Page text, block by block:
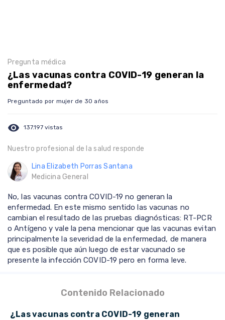
Pregunta médica
¿Las vacunas contra COVID-19 generan la
enfermedad?
Preguntado por mujer de 30 años
visibility 137.197 vistas
Nuestro profesional de la salud responde
Lina Elizabeth Porras Santana
Medicina General
No, las vacunas contra COVID-19 no generan la
enfermedad. En este mismo sentido las vacunas no
cambian el resultado de las pruebas diagnósticas: RT-PCR
o Antígeno y vale la pena mencionar que las vacunas evitan
principalmente la severidad de la enfermedad, de manera
que es posible que aún luego de estar vacunado se
presente la infección COVID-19 pero en forma leve.
Contenido Relacionado
¿Las vacunas contra COVID-19 generan